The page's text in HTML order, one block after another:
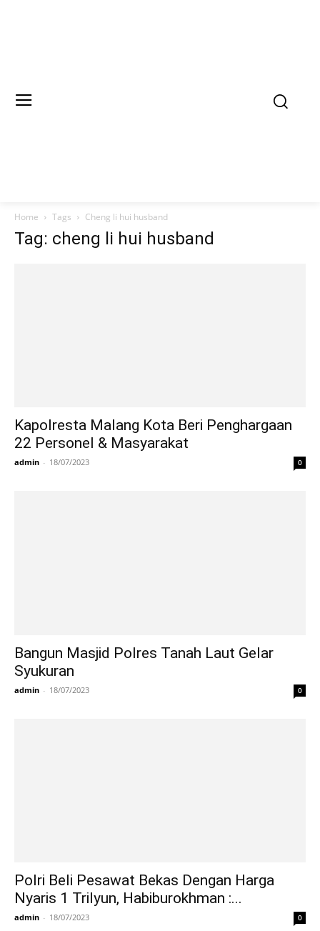
Home Tags Cheng li hui husband
Tag: cheng li hui husband
Kapolresta Malang Kota Beri Penghargaan
22 Personel & Masyarakat
admin - 18/07/2023 0
Bangun Masjid Polres Tanah Laut Gelar
Syukuran
admin - 18/07/2023 0
Polri Beli Pesawat Bekas Dengan Harga
Nyaris 1 Trilyun, Habiburokhman :...
admin - 18/07/2023 0